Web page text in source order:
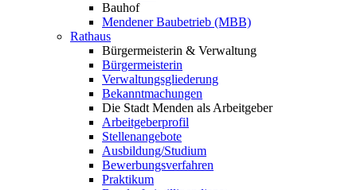
Bauhof
Mendener Baubetrieb (MBB)
Rathaus
Bürgermeisterin & Verwaltung
Bürgermeisterin
Verwaltungsgliederung
Bekanntmachungen
Die Stadt Menden als Arbeitgeber
Arbeitgeberprofil
Stellenangebote
Ausbildung/Studium
Bewerbungsverfahren
Praktikum